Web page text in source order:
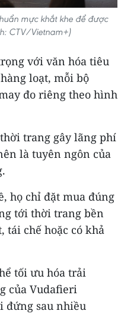
mực khắt khe để được
CTV/Vietnam+)
với văn hóa tiêu
loạt, mỗi bộ
đo riêng theo hình
trang gây lãng phí
là tuyên ngôn của
họ chỉ đặt mua đúng
tới thời trang bền
chế hoặc có khả
tối ưu hóa trải
của Vudafieri
đứng sau nhiều